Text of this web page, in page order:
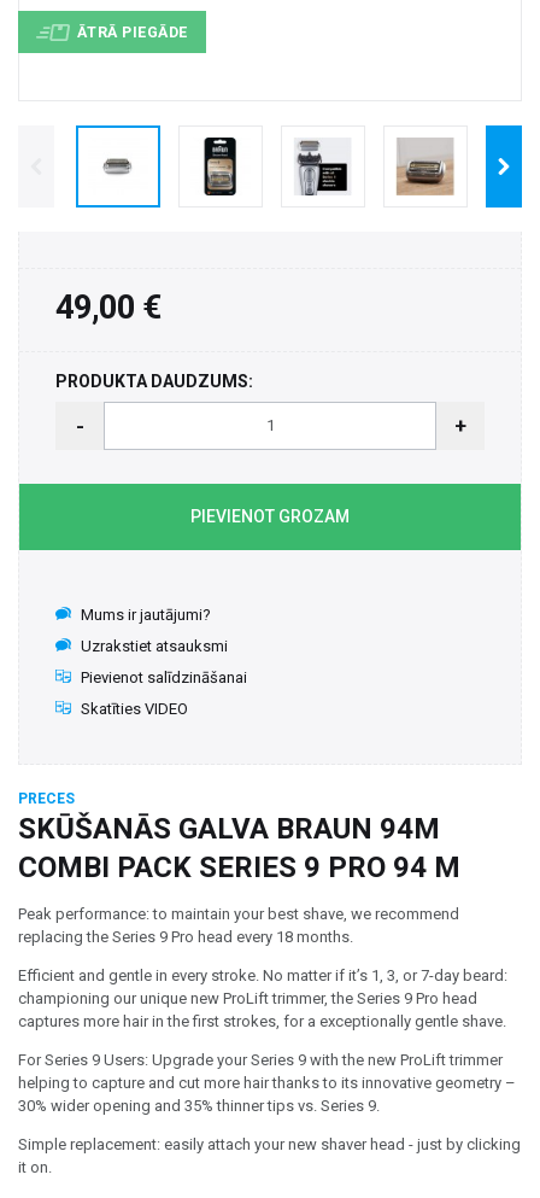
ĀTRĀ PIEGĀDE
49,00 €
PRODUKTA DAUDZUMS:
- +
PIEVIENOT GROZAM
Mums ir jautājumi?
Uzrakstiet atsauksmi
Pievienot salīdzināšanai
Skatīties VIDEO
PRECES
SKŪŠANĀS GALVA BRAUN 94M
COMBI PACK SERIES 9 PRO 94 M
Peak performance: to maintain your best shave, we recommend
replacing the Series 9 Pro head every 18 months.
Efficient and gentle in every stroke. No matter if it’s 1, 3, or 7-day beard:
championing our unique new ProLift trimmer, the Series 9 Pro head
captures more hair in the first strokes, for a exceptionally gentle shave.
For Series 9 Users: Upgrade your Series 9 with the new ProLift trimmer
helping to capture and cut more hair thanks to its innovative geometry –
30% wider opening and 35% thinner tips vs. Series 9.
Simple replacement: easily attach your new shaver head - just by clicking
it on.